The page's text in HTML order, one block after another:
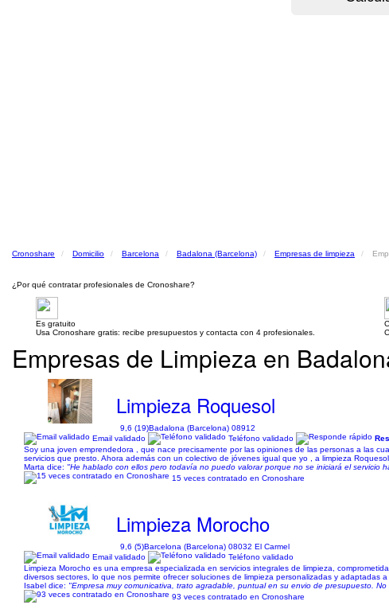
Cronoshare Domicilio Barcelona Badalona (Barcelona) Empresas de limpieza
¿Por qué contratar profesionales de Cronoshare?
Es gratuito
Usa Cronoshare gratis: recibe presupuestos y contacta con 4 profesionales.
Empresas de Limpieza en
Limpieza Roquesol
9,6 (19)Badalona (Barcelona) 08912
Email validado
Teléfono validado
Soy una joven emprendedora , que nace precisamente por las opiniones de las personas a las
servicios que presto. Ahora además con un colectivo de jóvenes igual que yo , a limpieza
Marta dice: "He hablado con ellos pero todavía no puedo valorar porque no se iniciará el servicio
15 veces contratado en Cronoshare
Limpieza Morocho
9,6 (5)Barcelona (Barcelona) 08032 El Carmel
Email validado
Teléfono validado
Limpieza Morocho es una empresa especializada en servicios integrales de limpieza,
diversos sectores, lo que nos permite ofrecer soluciones de limpieza personalizadas y adaptadas
Isabel dice: "Empresa muy comunicativa, trato agradable, puntual en su envio de presupuesto.
93 veces contratado en Cronoshare